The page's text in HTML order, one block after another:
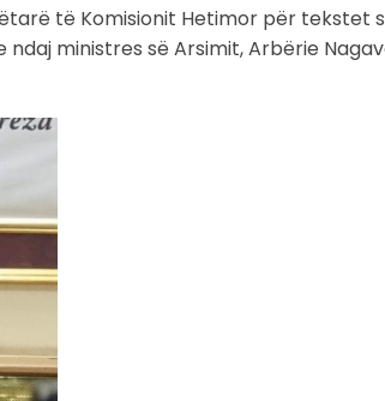
të Komisionit Hetimor për tekstet
ministres së Arsimit, Arbërie